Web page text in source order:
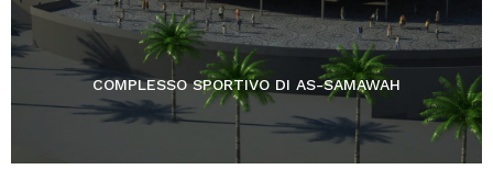
COMPLESSO SPORTIVO DI AS-SAMAWAH